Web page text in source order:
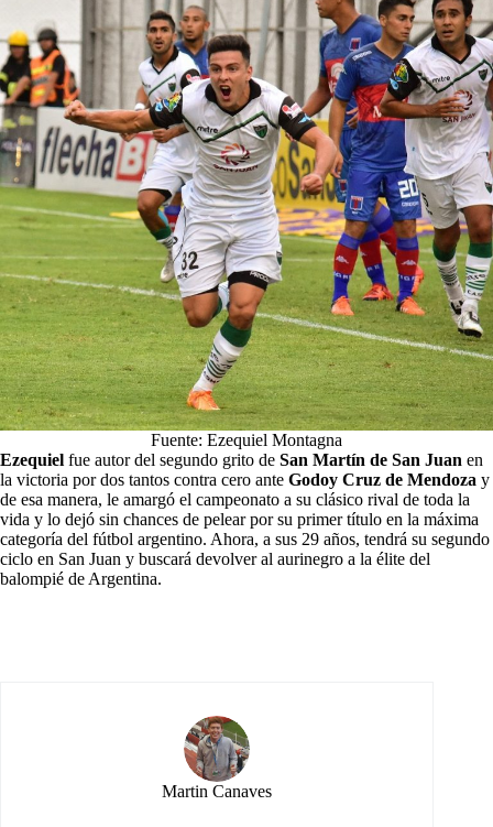
Fuente: Ezequiel Montagna
Ezequiel fue autor del segundo grito de San Martín de San Juan en
la victoria por dos tantos contra cero ante Godoy Cruz de Mendoza y
de esa manera, le amargó el campeonato a su clásico rival de toda la
vida y lo dejó sin chances de pelear por su primer título en la máxima
categoría del fútbol argentino. Ahora, a sus 29 años, tendrá su segundo
ciclo en San Juan y buscará devolver al aurinegro a la élite del
balompié de Argentina.
Martin Canaves